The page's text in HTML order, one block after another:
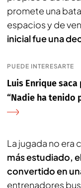
promete una
espacios y de
inicial fue una
PUEDE INTERESARTE
Luis Enrique
“Nadie ha tenido
La jugada no era
más estudiado,
convertido en
entrenadores